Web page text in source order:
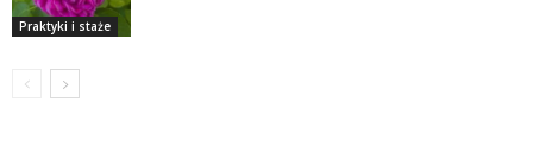
Praktyki i staże